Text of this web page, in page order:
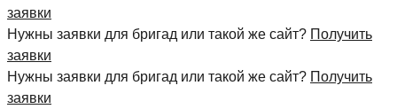
заявки
Нужны заявки для бригад или такой же сайт? Получить
заявки
Нужны заявки для бригад или такой же сайт? Получить
заявки